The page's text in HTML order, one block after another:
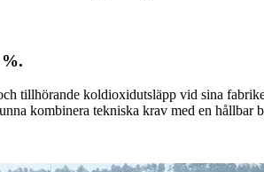
tillhörande koldioxidutsläpp vid sina
kombinera tekniska krav med en hållbar